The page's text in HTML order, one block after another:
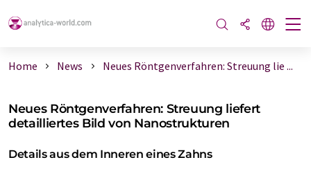
Home News Neues Röntgenverfahren: Streuung lie ...
Neues Röntgenverfahren: Streuung liefert
detailliertes Bild von Nanostrukturen
Details aus dem Inneren eines Zahns